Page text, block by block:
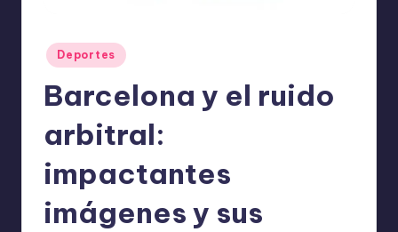
Publicado
en
Deportes
Barcelona y el ruido
arbitral:
impactantes
imágenes y sus